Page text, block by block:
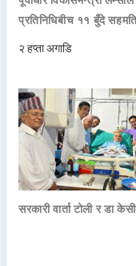
प्रतिनिधिबीच ११ बुँदे
२ हप्ता अगाडि
सरकारी वार्ता टोली र डा